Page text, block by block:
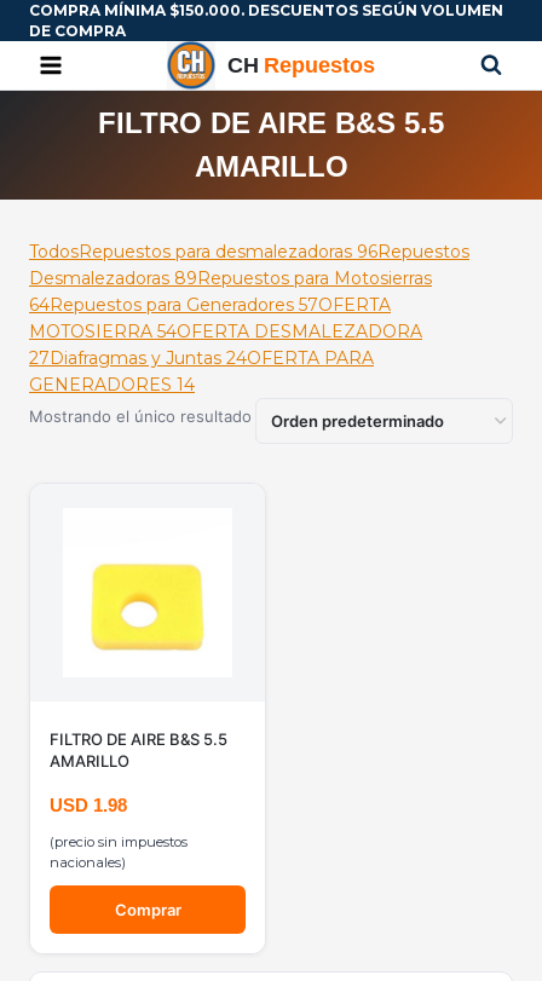
COMPRA MÍNIMA $150.000. DESCUENTOS SEGÚN VOLUMEN
DE COMPRA
FILTRO DE AIRE B&S 5.5
AMARILLO
TodosRepuestos para desmalezadoras 96Repuestos
Desmalezadoras 89Repuestos para Motosierras
64Repuestos para Generadores 57OFERTA
MOTOSIERRA 54OFERTA DESMALEZADORA
27Diafragmas y Juntas 24OFERTA PARA
GENERADORES 14
Mostrando el único resultado
FILTRO DE AIRE B&S 5.5
AMARILLO
USD 1.98
(precio sin impuestos
nacionales)
Comprar